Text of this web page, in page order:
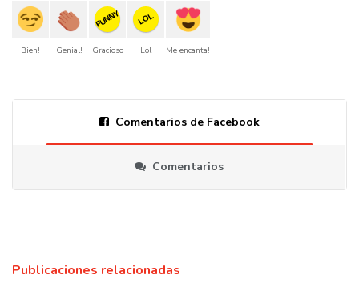
Bien! Genial!
FUNNY
Gracioso
LOL
Lol Me encanta!
Comentarios de Facebook
Comentarios
Publicaciones relacionadas